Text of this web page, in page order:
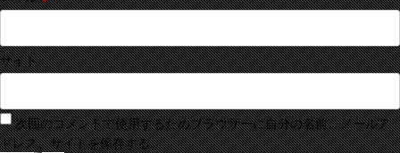
サイト
次回のコメントで使用するためブラウザーに自分の名前、メールア
ドレス、サイトを保存する。